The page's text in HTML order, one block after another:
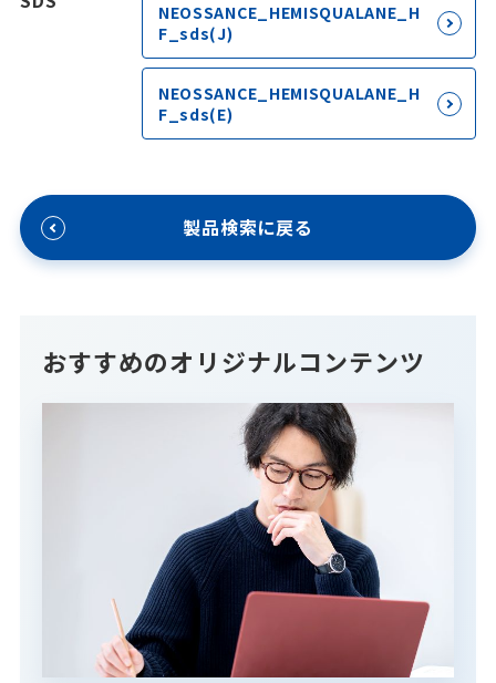
NEOSSANCE_HEMISQUALANE_H
F_sds(J)
NEOSSANCE_HEMISQUALANE_H
F_sds(E)
製品検索に戻る
おすすめのオリジナルコンテンツ